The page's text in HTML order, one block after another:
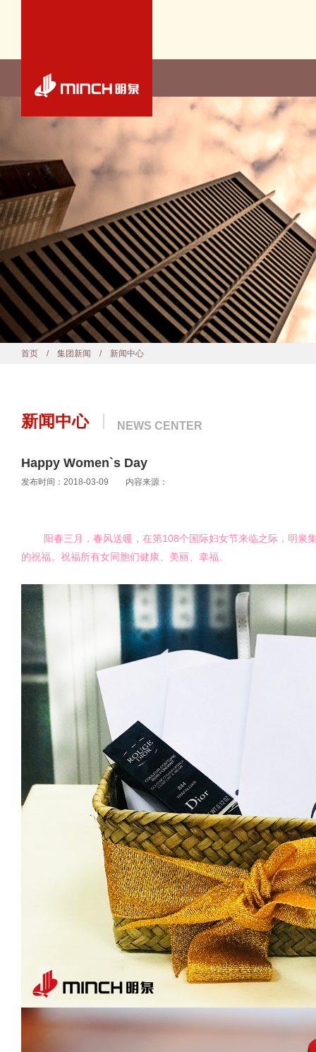
首页 / 集团新闻 / 新闻中心
新闻中心 NEWS CENTER
Happy Women`s Day
发布时间：2018-03-09 内容来源：
阳春三月，春风送暖，在第108个国际妇女节来临之际，明泉
的祝福。 祝福所有女同胞们健康、美丽、幸福。